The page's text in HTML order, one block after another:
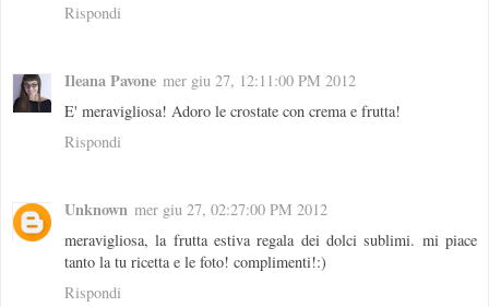
Rispondi
Ileana Pavone mer giu 27, 12:11:00 PM 2012
E' meravigliosa! Adoro le crostate con crema e frutta!
Rispondi
Unknown mer giu 27, 02:27:00 PM 2012
meravigliosa, la frutta estiva regala dei dolci sublimi. mi piace
tanto la tu ricetta e le foto! complimenti!:)
Rispondi